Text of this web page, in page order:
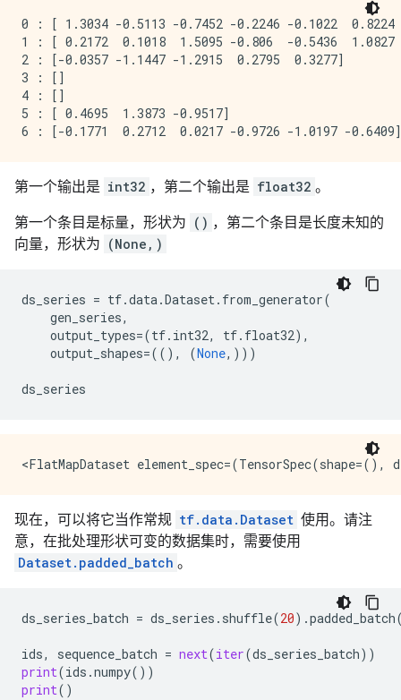
0 : [ 1.3034 -0.5113 -0.7452 -0.2246 -0.1022  0.8224
1 : [ 0.2172  0.1018  1.5095 -0.806  -0.5436
2 : [-0.0357 -1.1447 -1.2915  0.2795  0.3277]
3 : []
4 : []
5 : [ 0.4695  1.3873 -0.9517]
第一个输出是 int32 ，第二个输出是 float32 。
第一个条目是标量，形状为 () ，第二个条目是长度未知的
向量，形状为 (None,)
ds_series = tf.data.Dataset. from_generator(
gen_series,
output_types=(tf. int32, tf. float32),
output_shapes=((), (None,)))
ds_series
现在，可以将它当作常规 tf.data.Dataset 使用。请注
意，在批处理形状可变的数据集时，需要使用
Dataset.padded_batch 。
ds_series_batch = ds_series . shuffle(20) .padded_batch
ids, sequence_batch = next(iter(ds_series_batch))
print(ids .numpy())
print()